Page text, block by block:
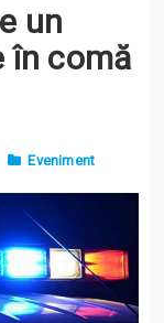
un
în comă
Eveniment